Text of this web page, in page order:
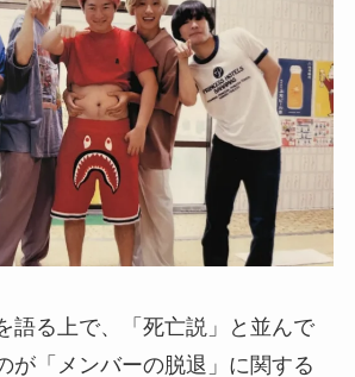
語る上で、「死亡説」と並んで
が「メンバーの脱退」に関する